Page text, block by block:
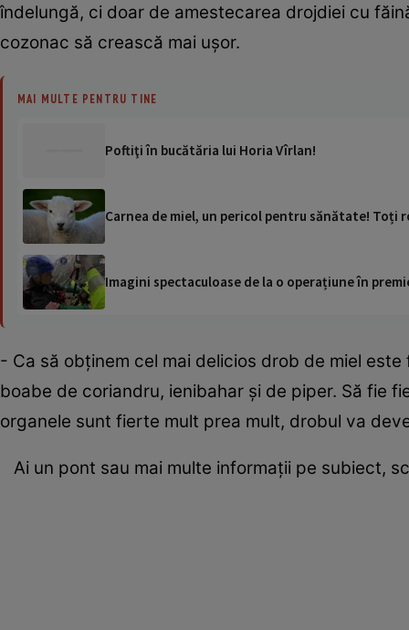
îndelungă, ci doar de amestecarea drojdiei cu
cozonac să crească mai ușor.
MAI MULTE PENTRU TINE
Poftiţi în bucătăria lui Horia Vîrlan!
Carnea de miel, un pericol pentru sănătate! Toți
Imagini spectaculoase de la o operațiune în
- Ca să obținem cel mai delicios drob de miel
boabe de coriandru, ienibahar și de piper. Să fie
organele sunt fierte mult prea mult, drobul va
Ai un pont sau mai multe informații pe subiect,